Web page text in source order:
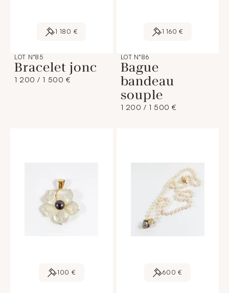
1 180 €
LOT N°85
Bracelet jonc
1 200 / 1 500 €
1 160 €
LOT N°86
Bague
bandeau
souple
1 200 / 1 500 €
100 € 600 €